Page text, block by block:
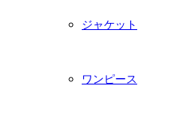
ジャケット
ワンピース